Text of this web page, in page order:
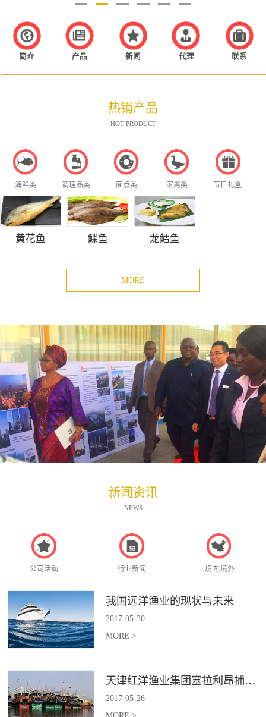
简介 产品 新闻 代理 联系
热销产品
HOT PRODUCT
海鲜类 调理品类 面点类 家禽类 节日礼盒
黄花鱼 鲽鱼 龙鳕鱼
MORE
新闻资讯
NEWS
公司活动 行业新闻 境内|境外
我国远洋渔业的现状与未来
2017-05-30
MORE >
天津红洋渔业集团塞拉利昂捕捞项目
2017-05-26